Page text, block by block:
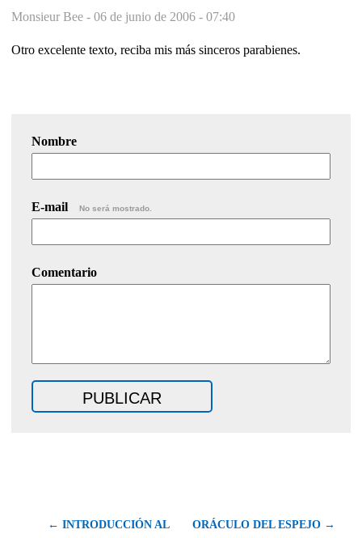
Monsieur Bee - 06 de junio de 2006 - 07:40
Otro excelente texto, reciba mis más sinceros parabienes.
Nombre
E-mail No será mostrado.
Comentario
← INTRODUCCIÓN AL ORÁCULO DEL ESPEJO →